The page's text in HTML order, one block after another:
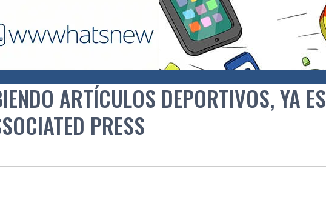
ARTÍ­CULOS DEPORTIVOS, YA ES
PRESS